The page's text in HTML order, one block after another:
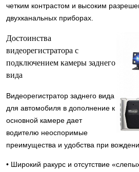
четким контрастом и высоким
двухканальных приборах.
Достоинства
видеорегистратора с
подключением камеры заднего
вида
Видеорегистратор заднего вида
для автомобиля в дополнение к
основной камере дает
водителю неоспоримые
преимущества и удобства при
• Широкий ракурс и отсутствие